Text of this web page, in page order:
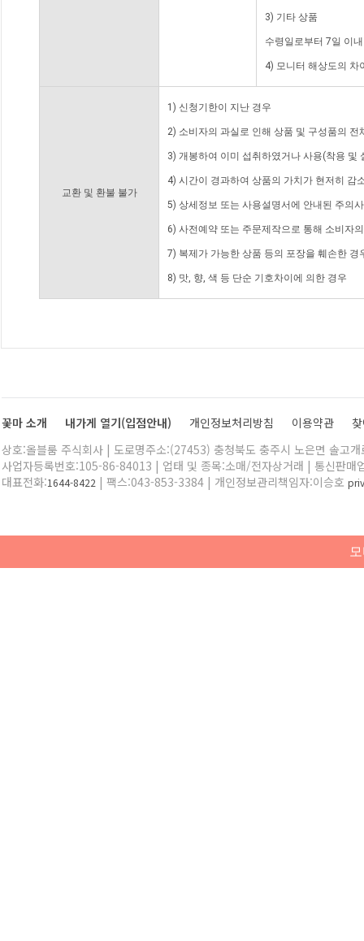
3) 기타 상품
수령일로부터 7일 이
4) 모니터 해상도의 차
교환 및 환불 불가
1) 신청기한이 지난 경우
2) 소비자의 과실로 인해 상품 및 구성품의
3) 개봉하여 이미 섭취하였거나 사용(착용 및
4) 시간이 경과하여 상품의 가치가 현저히 감
5) 상세정보 또는 사용설명서에 안내된 주의
6) 사전예약 또는 주문제작으로 통해 소비자
7) 복제가 가능한 상품 등의 포장을 훼손한 경
8) 맛, 향, 색 등 단순 기호차이에 의한 경우
꽃마 소개 내가게 열기(입점안내) 개인정보처리방침 이용약관
상호:올블룸 주식회사 | 도로명주소:(27453) 충청북도 충주시 노은면 솔고
사업자등록번호:105-86-84013 | 업태 및 종목:소매/전자상거래 | 통신판매
대표전화:1644-8422 | 팩스:043-853-3384 | 개인정보관리책임자:이승호